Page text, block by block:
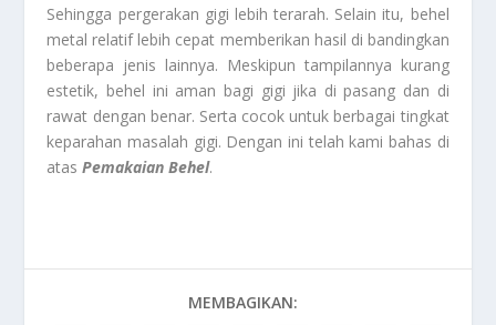
Sehingga pergerakan gigi lebih terarah. Selain itu, behel
metal relatif lebih cepat memberikan hasil di bandingkan
beberapa jenis lainnya. Meskipun tampilannya kurang
estetik, behel ini aman bagi gigi jika di pasang dan di
rawat dengan benar. Serta cocok untuk berbagai tingkat
keparahan masalah gigi. Dengan ini telah kami bahas di
atasPemakaian Behel.
MEMBAGIKAN: